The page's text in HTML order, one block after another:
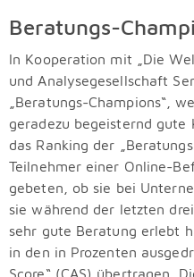
Beratungs-
In Kooperation mit „Die
und Analysegesellschaft
„Beratungs-Champions“,
geradezu begeisternd gute
das Ranking der
Teilnehmer einer Online-
gebeten, ob sie bei
sie während der letzten
sehr gute Beratung erlebt
in den in Prozenten
Score“ (CAS) übertragen.